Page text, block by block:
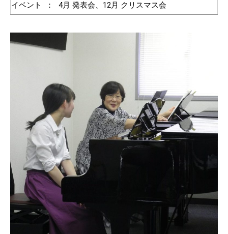
イベント
： 4月 発表会、12月 クリスマス会